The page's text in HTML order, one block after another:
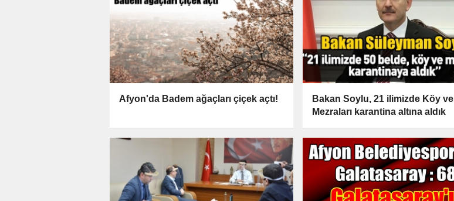
Afyon'da Badem ağaçları çiçek açtı!
Bakan Soylu, 21 ilimizde Köy ve
Mezraları karantina altına aldık